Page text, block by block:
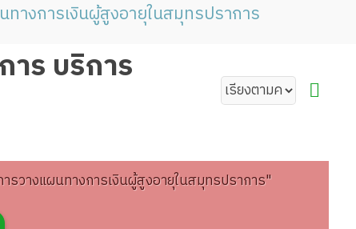
างการเงินผู้สูงอายุในสมุทรปราการ
ร บริการ
วางแผนทางการเงินผู้สูงอายุในสมุทรปราการ"